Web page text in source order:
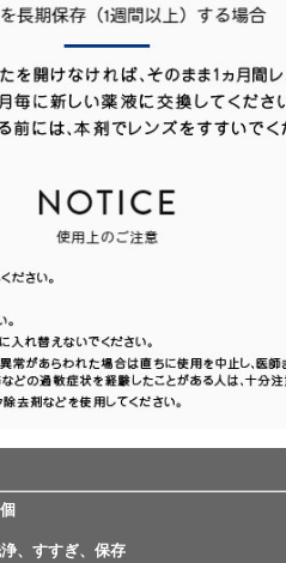
、すすぎ、保存